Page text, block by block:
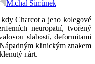
Michal Šimůnek
Charcot a jeho kolegové
neuropatií, tvořený
slabostí, deformitami
klinickým znakem
nárt.